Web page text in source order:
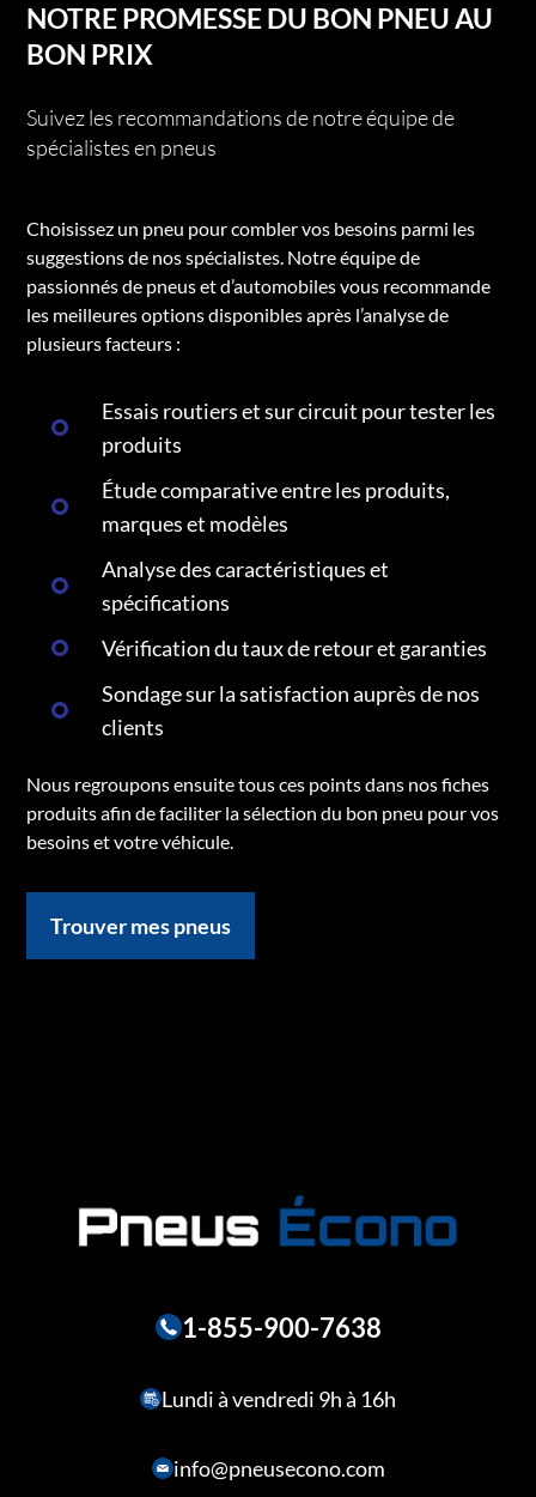
NOTRE PROMESSE DU BON PNEU AU
BON PRIX
Suivez les recommandations de notre équipe de
spécialistes en pneus
Choisissez un pneu pour combler vos besoins parmi les
suggestions de nos spécialistes. Notre équipe de
passionnés de pneus et d’automobiles vous recommande
les meilleures options disponibles après l’analyse de
plusieurs facteurs :
Essais routiers et sur circuit pour tester les
produits
Étude comparative entre les produits,
marques et modèles
Analyse des caractéristiques et
spécifications
Vérification du taux de retour et garanties
Sondage sur la satisfaction auprès de nos
clients
Nous regroupons ensuite tous ces points dans nos fiches
produits afin de faciliter la sélection du bon pneu pour vos
besoins et votre véhicule.
Trouver mes pneus
1-855-900-7638
Lundi à vendredi 9h à 16h
info@pneusecono.com